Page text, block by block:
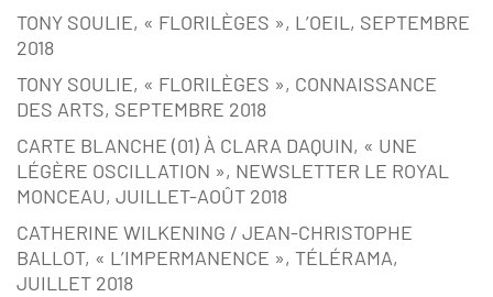
TONY SOULIE, « FLORILÈGES », L’OEIL, SEPTEMBRE
2018
TONY SOULIE, « FLORILÈGES », CONNAISSANCE
DES ARTS, SEPTEMBRE 2018
CARTE BLANCHE (01) À CLARA DAQUIN, « UNE
LÉGÈRE OSCILLATION », NEWSLETTER LE ROYAL
MONCEAU, JUILLET-AOÛT 2018
CATHERINE WILKENING / JEAN-CHRISTOPHE
BALLOT, « L’IMPERMANENCE », TÉLÉRAMA,
JUILLET 2018